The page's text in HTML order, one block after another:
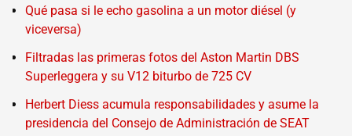
Qué pasa si le echo gasolina a un motor diésel (y
viceversa)
Filtradas las primeras fotos del Aston Martin DBS
Superleggera y su V12 biturbo de 725 CV
Herbert Diess acumula responsabilidades y asume la
presidencia del Consejo de Administración de SEAT